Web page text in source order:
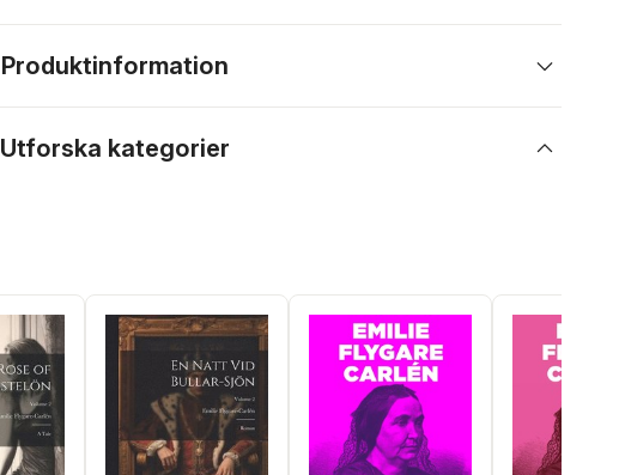
Produktinformation
Utforska kategorier